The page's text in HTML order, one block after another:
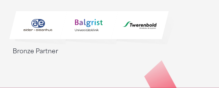
Bronze Partner